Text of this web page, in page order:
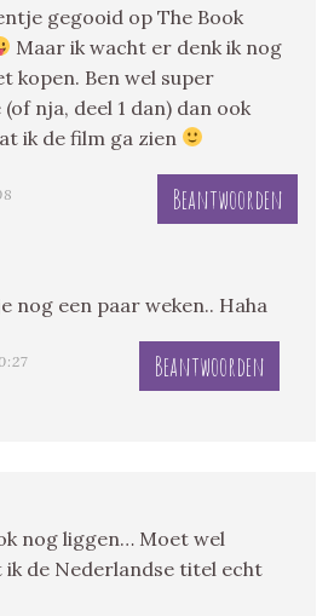
gegooid op The Book
Maar ik wacht er denk ik nog
kopen. Ben wel super
nja, deel 1 dan) dan ook
ik de film ga zien
Beantwoorden
nog een paar weken.. Haha
Beantwoorden
nog liggen… Moet wel
ik de Nederlandse titel echt